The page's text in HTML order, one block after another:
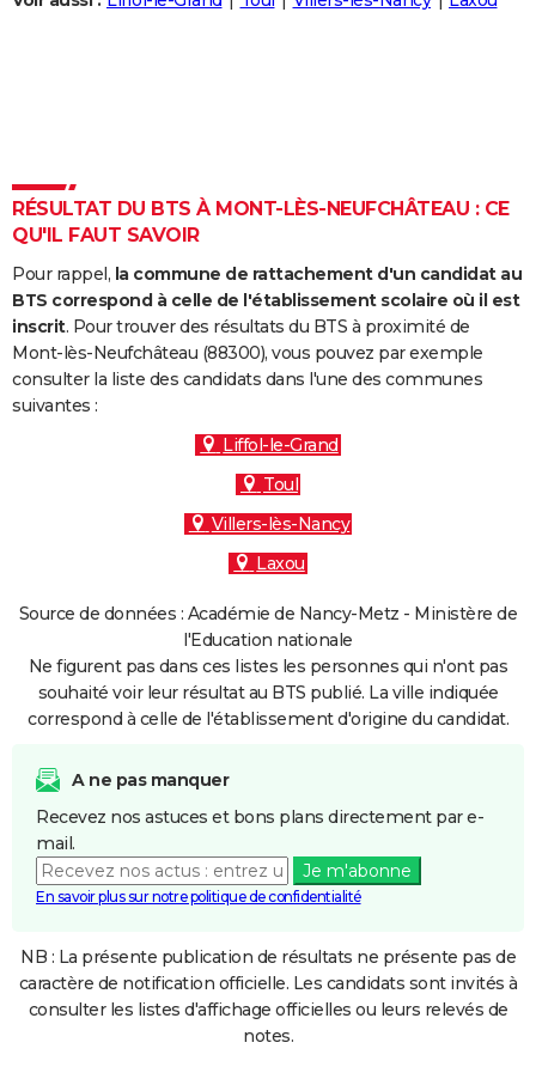
Carte de Noël
Carte Bonne année
Carte Saint-Valentin
Carte Pâques
Carte d'anniversaire
Dictionnaire
Biographies
Citations
Expressions
Proverbes
PROGRAMME TV
COPAINS D'AVANT
S'inscrire
Se connecter
Lycées
Collèges
Primaires
Universités
Entreprises
Service militaire
Avis de recherche
AVIS DE DÉCÈS
FORUM
RÉSULTAT DU BTS À MONT-LÈS-NEUFCHÂTEAU : CE
QU'IL FAUT SAVOIR
Pour rappel, la commune de rattachement d'un candidat au
BTS correspond à celle de l'établissement scolaire où il est
inscrit. Pour trouver des résultats du BTS à proximité de
Mont-lès-Neufchâteau (88300), vous pouvez par exemple
consulter la liste des candidats dans l'une des communes
suivantes :
Liffol-le-Grand
Toul
Villers-lès-Nancy
Laxou
Source de données : Académie de Nancy-Metz - Ministère de
l'Education nationale
Ne figurent pas dans ces listes les personnes qui n'ont pas
souhaité voir leur résultat au BTS publié. La ville indiquée
correspond à celle de l'établissement d'origine du candidat.
A ne pas manquer
Recevez nos astuces et bons plans directement par e-
mail.
Je m'abonne
En savoir plus sur notre politique de confidentialité
NB : La présente publication de résultats ne présente pas de
caractère de notification officielle. Les candidats sont invités à
consulter les listes d'affichage officielles ou leurs relevés de
notes.